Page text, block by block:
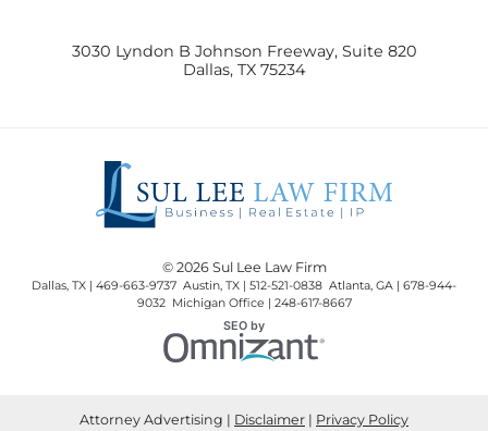
3030 Lyndon B Johnson Freeway, Suite 820
Dallas, TX 75234
© 2026 Sul Lee Law Firm
Dallas, TX | 469-663-9737 Austin, TX | 512-521-0838 Atlanta, GA | 678-944-
9032 Michigan Office | 248-617-8667
SEO byOmnizant
Opens in a new window.
Attorney Advertising Disclaimer
Privacy Policy